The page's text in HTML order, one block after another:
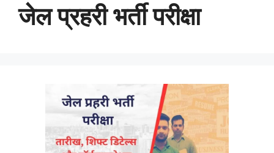
जेल प्रहरी भर्ती परीक्षा